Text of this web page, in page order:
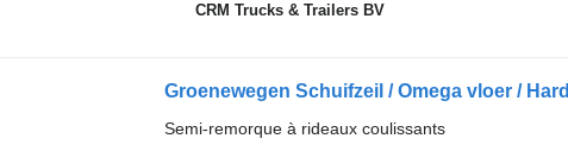
CRM Trucks & Trailers BV
Groenewegen Schuifzeil / Omega vloer /
Semi-remorque à rideaux coulissants